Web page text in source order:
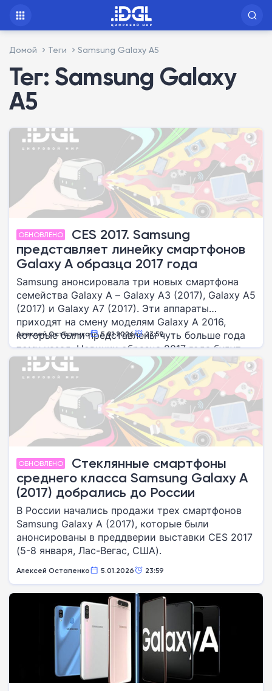
Домой Теги Samsung Galaxy A5
Тег: Samsung Galaxy
A5
ОБНОВЛЕНО
CES 2017. Samsung
представляет линейку смартфонов
Galaxy A образца 2017 года
Samsung анонсировала три новых смартфона
семейства Galaxy A – Galaxy A3 (2017), Galaxy A5
(2017) и Galaxy A7 (2017). Эти аппараты
приходят на смену моделям Galaxy A 2016,
которые были представлены чуть больше года
тому назад. Новинки образца 2017 года будут
демонстрироваться на выставке CES 2017,
начало которой запланировано на 4 января, –
поэтому у нашей новости именно такой
заголовок.
Алексей Остапенко 5.01.2026 23:59
ОБНОВЛЕНО
Стеклянные смартфоны
среднего класса Samsung Galaxy A
(2017) добрались до России
В России начались продажи трех смартфонов
Samsung Galaxy A (2017), которые были
анонсированы в преддверии выставки CES 2017
(5-8 января, Лас-Вегас, США).
Алексей Остапенко 5.01.2026 23:59